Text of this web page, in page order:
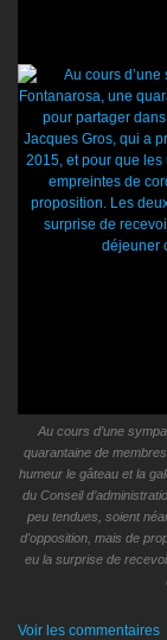
Au cours d’une
quarantaine de
humeur le gâteau et la
du Conseil
peu tendues, soient
d'opposition, mais de
eu la surprise de
Voir les commentaires